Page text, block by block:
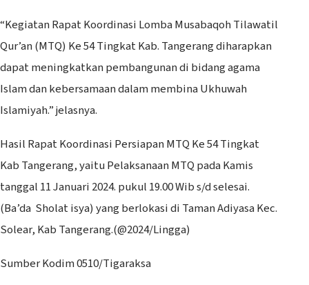
“Kegiatan Rapat Koordinasi Lomba Musabaqoh Tilawatil
Qur’an (MTQ) Ke 54 Tingkat Kab. Tangerang diharapkan
dapat meningkatkan pembangunan di bidang agama
Islam dan kebersamaan dalam membina Ukhuwah
Islamiyah.” jelasnya.
Hasil Rapat Koordinasi Persiapan MTQ Ke 54 Tingkat
Kab Tangerang, yaitu Pelaksanaan MTQ pada Kamis
tanggal 11 Januari 2024. pukul 19.00 Wib s/d selesai.
(Ba’da Sholat isya) yang berlokasi di Taman Adiyasa Kec.
Solear, Kab Tangerang.(@2024/Lingga)
Sumber Kodim 0510/Tigaraksa